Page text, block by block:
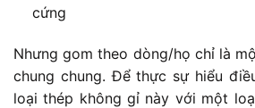
cứng
Nhưng gom theo dòng/họ chỉ là
chung chung. Để thực sự hiểu
loại thép không gỉ này với một